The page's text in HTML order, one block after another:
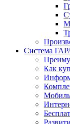
Система
Как